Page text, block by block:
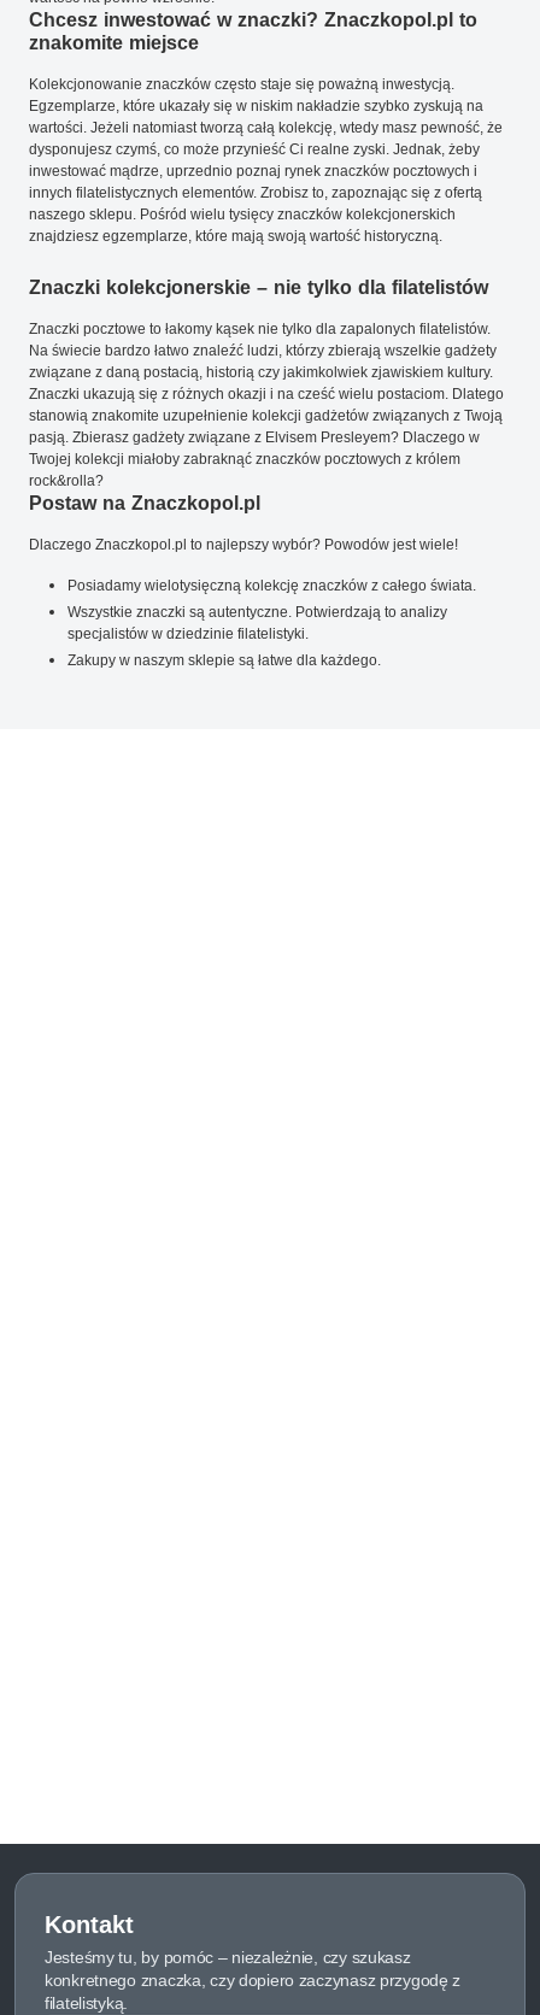
Chcesz inwestować w znaczki? Znaczkopol.pl to
znakomite miejsce
Kolekcjonowanie znaczków często staje się poważną inwestycją.
Egzemplarze, które ukazały się w niskim nakładzie szybko zyskują na
wartości. Jeżeli natomiast tworzą całą kolekcję, wtedy masz pewność, że
dysponujesz czymś, co może przynieść Ci realne zyski. Jednak, żeby
inwestować mądrze, uprzednio poznaj rynek znaczków pocztowych i
innych filatelistycznych elementów. Zrobisz to, zapoznając się z ofertą
naszego sklepu. Pośród wielu tysięcy znaczków kolekcjonerskich
znajdziesz egzemplarze, które mają swoją wartość historyczną.
Znaczki kolekcjonerskie – nie tylko dla filatelistów
Znaczki pocztowe to łakomy kąsek nie tylko dla zapalonych filatelistów.
Na świecie bardzo łatwo znaleźć ludzi, którzy zbierają wszelkie gadżety
związane z daną postacią, historią czy jakimkolwiek zjawiskiem kultury.
Znaczki ukazują się z różnych okazji i na cześć wielu postaciom. Dlatego
stanowią znakomite uzupełnienie kolekcji gadżetów związanych z Twoją
pasją. Zbierasz gadżety związane z Elvisem Presleyem? Dlaczego w
Twojej kolekcji miałoby zabraknąć znaczków pocztowych z królem
rock&rolla?
Postaw na Znaczkopol.pl
Dlaczego Znaczkopol.pl to najlepszy wybór? Powodów jest wiele!
Posiadamy wielotysięczną kolekcję znaczków z całego świata.
Wszystkie znaczki są autentyczne. Potwierdzają to analizy
specjalistów w dziedzinie filatelistyki.
Zakupy w naszym sklepie są łatwe dla każdego.
Kontakt
Jesteśmy tu, by pomóc – niezależnie, czy szukasz
konkretnego znaczka, czy dopiero zaczynasz przygodę z
filatelistyką.